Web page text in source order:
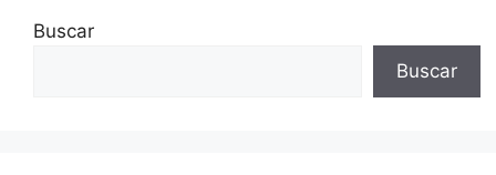
Buscar
Buscar